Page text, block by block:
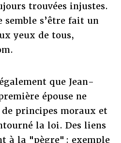
trouvées injustes.
s’être fait un
yeux de tous,
que Jean-
épouse ne
de principes moraux et
la loi. Des liens
à la "pègre" : exemple